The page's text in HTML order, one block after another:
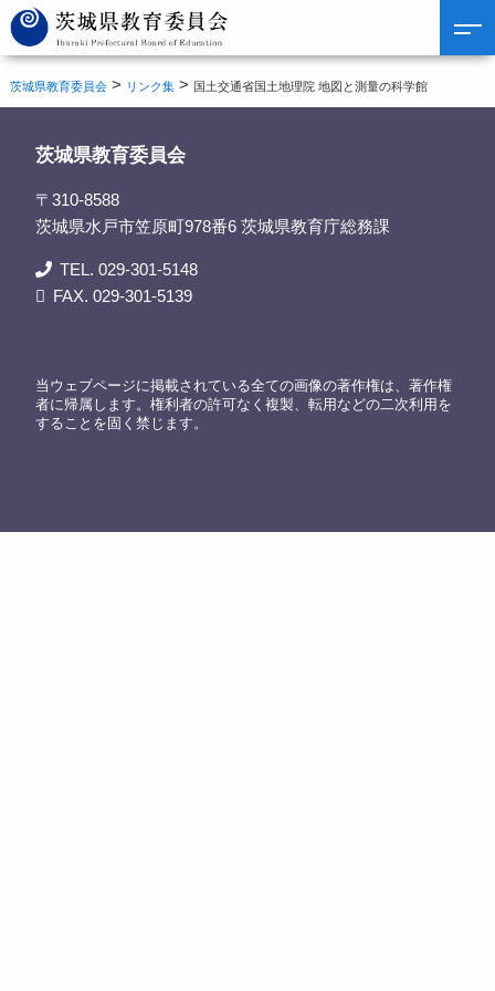
茨城県教育委員会 > リンク集 > 国土交通省国土地理院 地図と測量の科学館
茨城県教育委員会
〒310-8588
茨城県水戸市笠原町978番6 茨城県教育庁総務課
TEL. 029-301-5148
FAX. 029-301-5139
当ウェブページに掲載されている全ての画像の著作権は、著作権
者に帰属します。権利者の許可なく複製、転用などの二次利用を
することを固く禁じます。